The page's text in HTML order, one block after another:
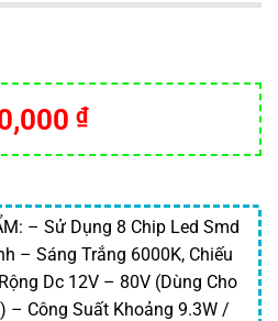
₫.
₫Giá
hiện
là:
50,000 ₫.
– Sử Dụng 8 Chip Led Smd
– Sáng Trắng 6000K, Chiếu
Dc 12V – 80V (Dùng Cho
– Công Suất Khoảng 9.3W /